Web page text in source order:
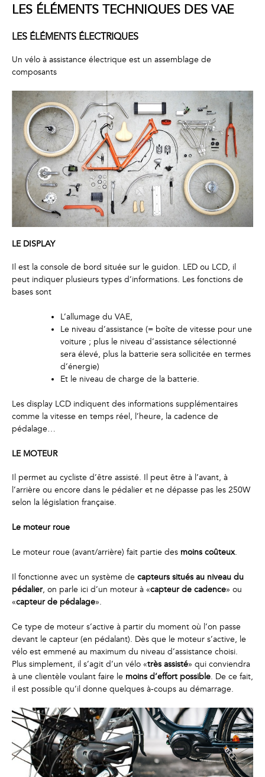
LES ÉLÉMENTS TECHNIQUES DES VAE
LES ÉLÉMENTS ÉLECTRIQUES
Un vélo à assistance électrique est un assemblage de
composants
LE DISPLAY
Il est la console de bord située sur le guidon. LED ou LCD, il
peut indiquer plusieurs types d’informations. Les fonctions de
bases sont
L’allumage du VAE,
Le niveau d’assistance (= boîte de vitesse pour une
voiture ; plus le niveau d’assistance sélectionné
sera élevé, plus la batterie sera sollicitée en termes
d’énergie)
Et le niveau de charge de la batterie.
Les display LCD indiquent des informations supplémentaires
comme la vitesse en temps réel, l’heure, la cadence de
pédalage…
LE MOTEUR
Il permet au cycliste d’être assisté. Il peut être à l’avant, à
l’arrière ou encore dans le pédalier et ne dépasse pas les 250W
selon la législation française.
Le moteur roue
Le moteur roue (avant/arrière) fait partie des moins coûteux.
Il fonctionne avec un système de capteurs situés au niveau du
pédalier, on parle ici d’un moteur à «capteur de cadence» ou
«capteur de pédalage».
Ce type de moteur s’active à partir du moment où l’on passe
devant le capteur (en pédalant). Dès que le moteur s’active, le
vélo est emmené au maximum du niveau d’assistance choisi.
Plus simplement, il s’agit d’un vélo «très assisté» qui conviendra
à une clientèle voulant faire le moins d’effort possible. De ce fait,
il est possible qu’il donne quelques à-coups au démarrage.